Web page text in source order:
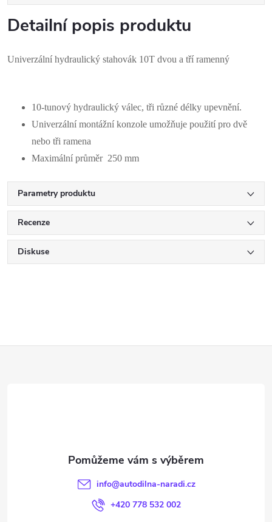
Detailní popis produktu
Univerzální hydraulický stahovák 10T dvou a tří ramenný
10-tunový hydraulický válec, tři různé délky upevnění.
Univerzální montážní konzole umožňuje použití pro dvě
nebo tři ramena
Maximální průměr 250 mm
Parametry produktu
Recenze
Diskuse
info@autodilna-naradi.cz
+420 778 532 002